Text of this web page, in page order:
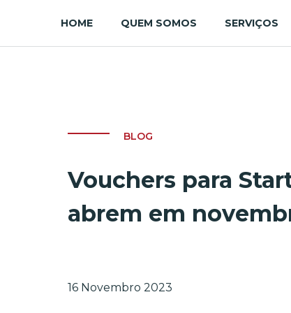
HOME QUEM SOMOS SERVIÇOS
BLOG
Vouchers para
abrem em
16 Novembro 2023